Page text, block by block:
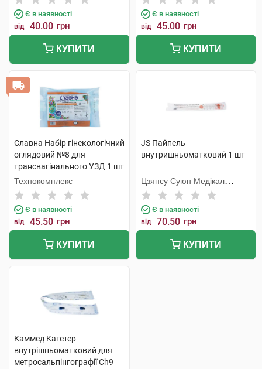
Є в наявності
від 40.00 грн
КУПИТИ
Є в наявності
від 45.00 грн
КУПИТИ
Славна Набір гінекологічний
оглядовий №8 для
трансвагінального УЗД 1 шт
Технокомплекс
Є в наявності
від 45.50 грн
КУПИТИ
JS Пайпель
внутришньоматковий 1 шт
Цзянсу Суюн Медікал
Метіріалс
Є в наявності
від 70.50 грн
КУПИТИ
Каммед Катетер
внутрішньоматковий для
метросальпінгографії Ch9